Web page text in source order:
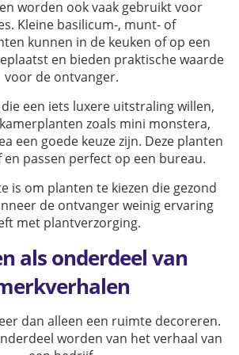
worden ook vaak gebruikt voor
Kleine basilicum-, munt- of
kunnen in de keuken of op een
en bieden praktische waarde
voor de ontvanger.
een iets luxere uitstraling willen,
zoals mini monstera,
een goede keuze zijn. Deze planten
passen perfect op een bureau.
is om planten te kiezen die gezond
de ontvanger weinig ervaring
met plantverzorging.
als onderdeel van
dan alleen een ruimte decoreren.
worden van het verhaal van